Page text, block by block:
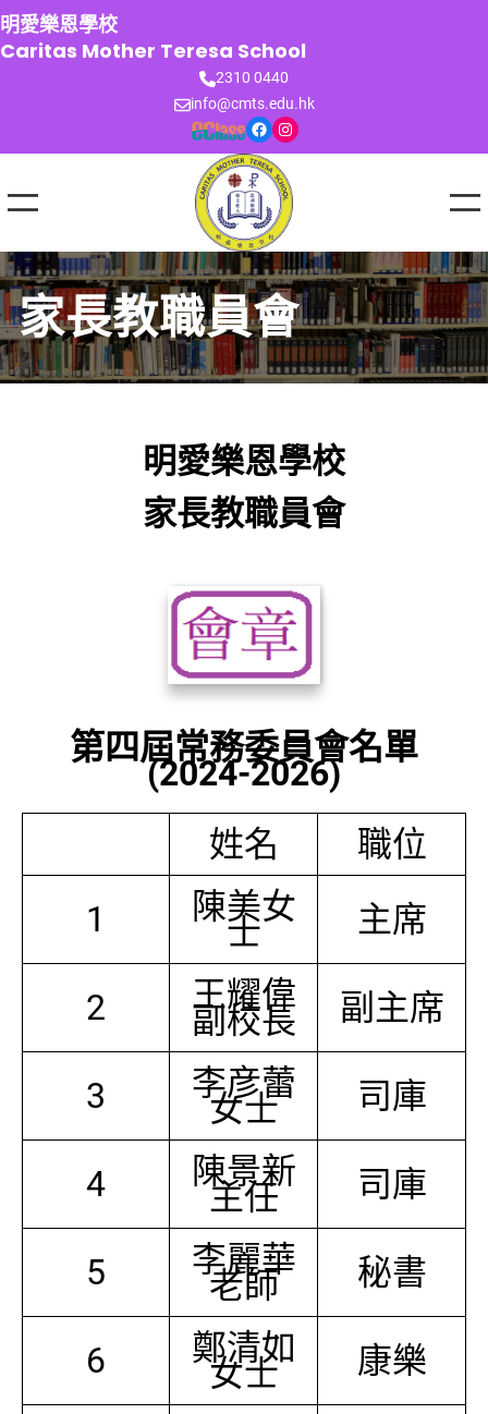
跳
至
主
明愛樂恩學校
Caritas Mother Teresa School
2310 0440
info@cmts.edu.hk
Facebook Instagram
家長教職員會
明愛樂恩學校
家長教職員會
第四屆常務委員會名單
(2024-2026)
姓名
職位
1
陳美女
士 主席
2 王耀偉
副校長 副主席
3 李彦蕾
女士 司庫
4 陳景新
主任 司庫
5 李麗華
老師 秘書
6 鄭清如
女士 康樂